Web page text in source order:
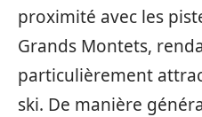
proximité avec les
Grands Montets,
particulièrement
ski. De manière